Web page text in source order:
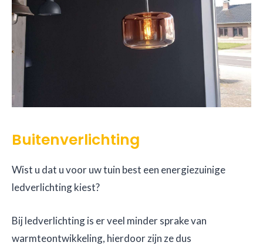
Buitenverlichting
Wist u dat u voor uw tuin best een energiezuinige
ledverlichting kiest?
Bij ledverlichting is er veel minder sprake van
warmteontwikkeling, hierdoor zijn ze dus